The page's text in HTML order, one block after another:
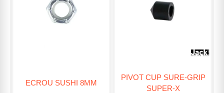
ECROU SUSHI 8MM
PIVOT CUP SURE-GRIP
SUPER-X